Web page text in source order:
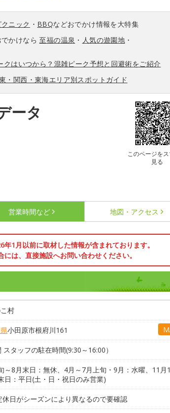
クニック ・ BBQなどおでかけ情報を大特集
でかけなら至福の温泉 ・ 人気の遊園地 ・
はいつから？混雑ピーク予想と回避術をご紹介
・関西・東海エリア別スポットガイド
ータ
このページを
見る
営業時間など 地図・アクセス
1月以前に取材した情報が含まれております。
は、直接施設へお問い合わせください。
村
小田原市根府川161
スタッフの駐在時間(9:30～16:00）
～8月末日：無休、4月～7月上旬・9月：水曜、11月
日：平日(土・日・祝日のみ営業)
休日がシーズンにより異なるので要確認